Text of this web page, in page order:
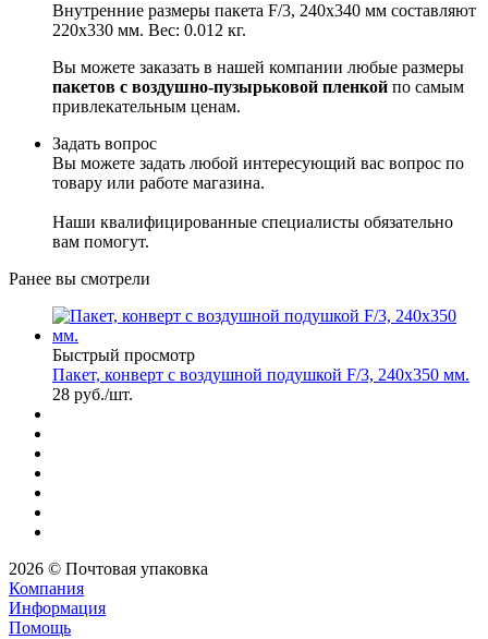
Внутренние размеры пакета F/3, 240х340 мм составляют
220х330 мм. Вес: 0.012 кг.
Вы можете заказать в нашей компании любые размеры
пакетов с воздушно-пузырьковой пленкой по самым
привлекательным ценам.
Задать вопрос
Вы можете задать любой интересующий вас вопрос по
товару или работе магазина.
Наши квалифицированные специалисты обязательно
вам помогут.
Ранее вы смотрели
Быстрый просмотр
Пакет, конверт с воздушной подушкой F/3, 240x350 мм.
28 руб./шт.
2026 © Почтовая упаковка
Компания
Информация
Помощь